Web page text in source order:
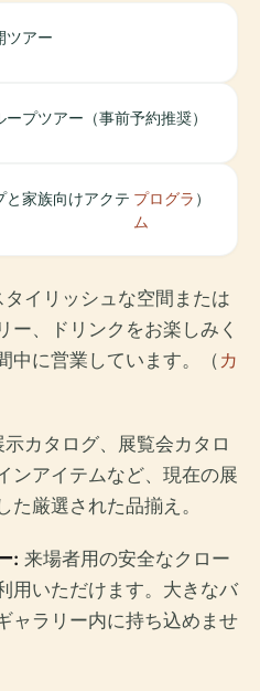
ツアー
プツアー（事前予約推奨）
と家族向けアクテ プログラ
ム
）
タイリッシュな空間または
ー、ドリンクをお楽しみく
中に営業しています。（カ
示カタログ、展覧会カタロ
ンアイテムなど、現在の展
厳選された品揃え。
: 来場者用の安全なクロー
用いただけます。大きなバ
ャラリー内に持ち込めませ